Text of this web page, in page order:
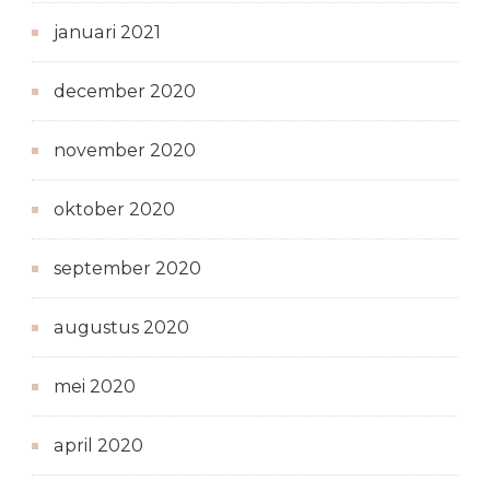
januari 2021
december 2020
november 2020
oktober 2020
september 2020
augustus 2020
mei 2020
april 2020